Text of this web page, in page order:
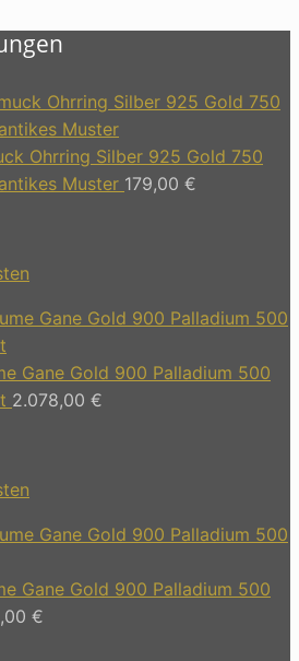
Ohrring Silber 925 Gold 750
Muster 179,00 €
Gane Gold 900 Palladium 500
2.078,00 €
Gane Gold 900 Palladium 500
€